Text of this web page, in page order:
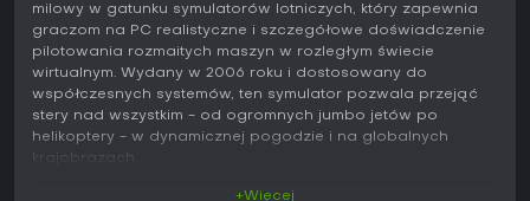
milowy w gatunku symulatorów lotniczych, który zapewnia
graczom na PC realistyczne i szczegółowe doświadczenie
pilotowania rozmaitych maszyn w rozległym świecie
wirtualnym. Wydany w 2006 roku i dostosowany do
współczesnych systemów, ten symulator pozwala przejąć
stery nad wszystkim - od ogromnych jumbo jetów po
helikoptery - w dynamicznej pogodzie i na globalnych
krajobrazach.
+Więcej